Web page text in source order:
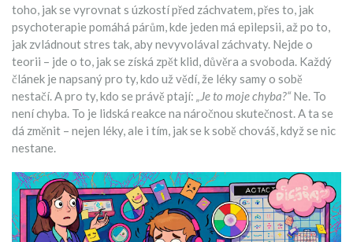
toho, jak se vyrovnat s úzkostí před záchvatem, přes to, jak
psychoterapie pomáhá párům, kde jeden má epilepsii, až po to,
jak zvládnout stres tak, aby nevyvolával záchvaty. Nejde o
teorii – jde o to, jak se získá zpět klid, důvěra a svoboda. Každý
článek je napsaný pro ty, kdo už vědí, že léky samy o sobě
nestačí. A pro ty, kdo se právě ptají: „Je to moje chyba?“Ne. To
není chyba. To je lidská reakce na náročnou skutečnost. A ta se
dá změnit – nejen léky, ale i tím, jak se k sobě chováš, když se nic
nestane.